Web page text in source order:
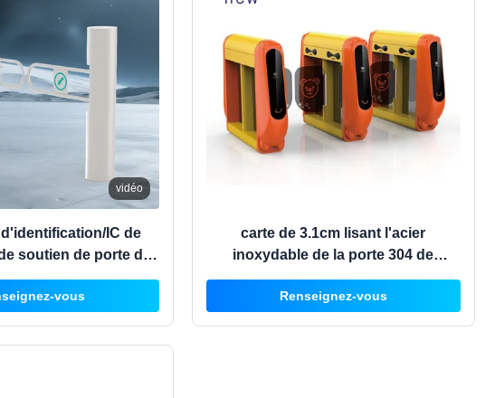
vidéo
IC de
soutien de porte de
barrière d'oscillation
vous
carte de 3.1cm lisant l'acier
inoxydable de la porte 304 de
tourniquet d'oscillation
Renseignez-vous